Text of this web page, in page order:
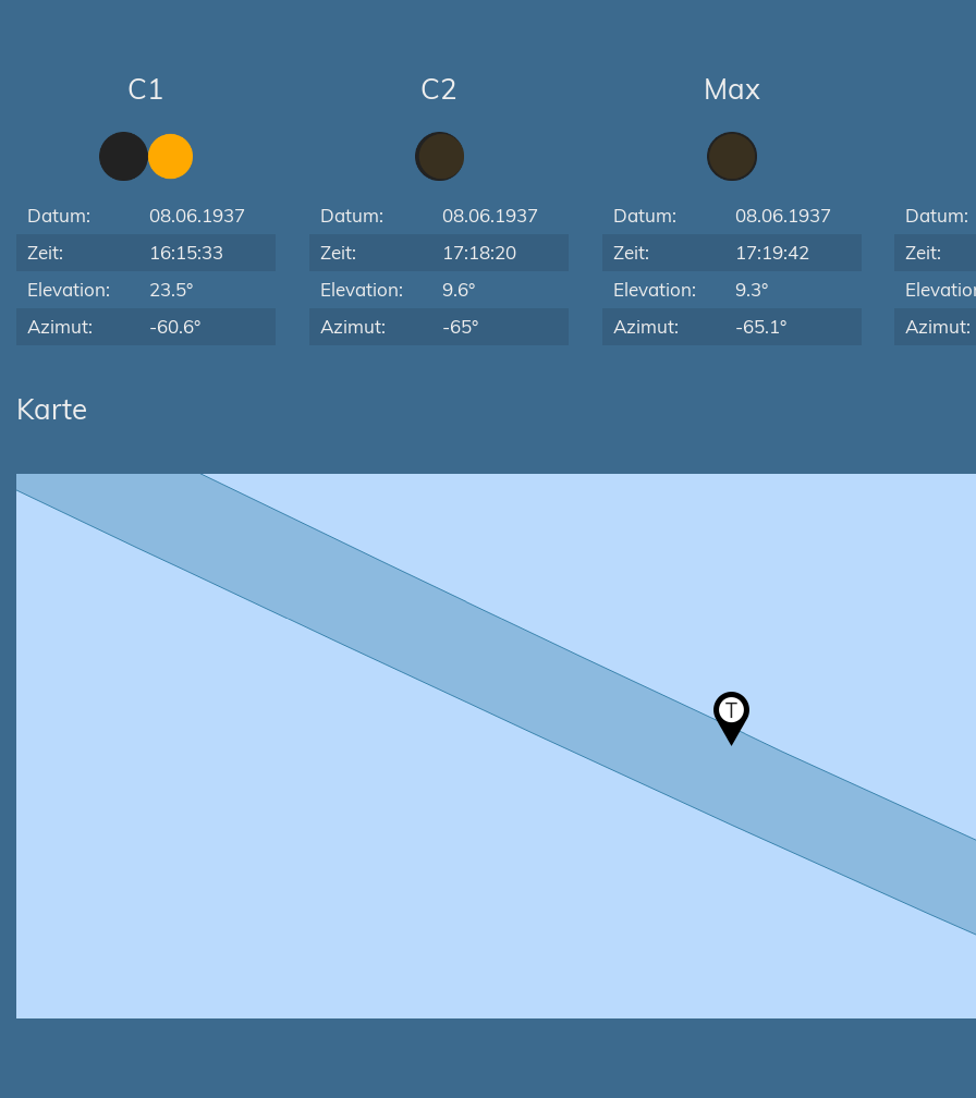
C1
Datum:
08.06.1937
Zeit:
16:15:33
Elevation:
23.5°
Azimut:
-60.6°
C2
Datum:
08.06.1937
Zeit:
17:18:20
Elevation:
9.6°
Azimut:
-65°
Max
Datum:
08.06.1937
Zeit:
17:19:42
Elevation:
9.3°
Azimut:
-65.1°
Datum:
Zeit:
Azimut:
Karte